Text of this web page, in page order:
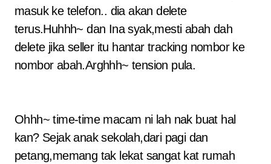
masuk ke telefon.. dia akan delete
terus.Huhhh~ dan Ina syak,mesti abah dah
delete jika seller itu hantar tracking nombor ke
nombor abah.Arghhh~ tension pula.
Ohhh~ time-time macam ni lah nak buat hal
kan? Sejak anak sekolah,dari pagi dan
petang,memang tak lekat sangat kat rumah